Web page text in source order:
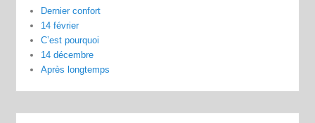
Dernier confort
14 février
C’est pourquoi
14 décembre
Après longtemps